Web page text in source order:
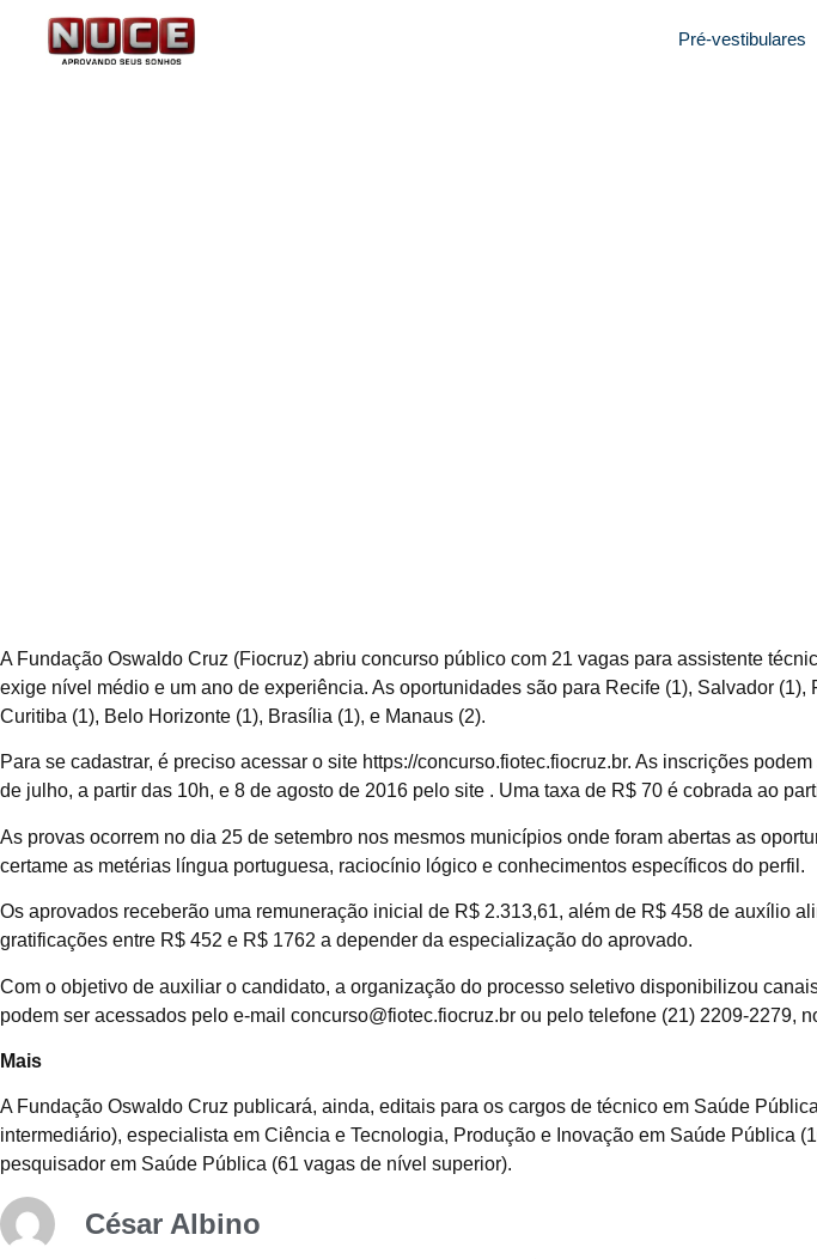
Pré-vestibulares
A Fundação Oswaldo Cruz (Fiocruz) abriu concurso público com 21 vagas para assistente
exige nível médio e um ano de experiência. As oportunidades são para Recife (1), Salvador (1),
Curitiba (1), Belo Horizonte (1), Brasília (1), e Manaus (2).
Para se cadastrar, é preciso acessar o site https://concurso.fiotec.fiocruz.br. As inscrições
de julho, a partir das 10h, e 8 de agosto de 2016 pelo site . Uma taxa de R$ 70 é cobrada ao
As provas ocorrem no dia 25 de setembro nos mesmos municípios onde foram abertas as
certame as metérias língua portuguesa, raciocínio lógico e conhecimentos específicos do perfil.
Os aprovados receberão uma remuneração inicial de R$ 2.313,61, além de R$ 458 de auxílio
gratificações entre R$ 452 e R$ 1762 a depender da especialização do aprovado.
Com o objetivo de auxiliar o candidato, a organização do processo seletivo disponibilizou
podem ser acessados pelo e-mail concurso@fiotec.fiocruz.br ou pelo telefone (21) 2209-2279,
Mais
A Fundação Oswaldo Cruz publicará, ainda, editais para os cargos de técnico em Saúde
intermediário), especialista em Ciência e Tecnologia, Produção e Inovação em Saúde Pública
pesquisador em Saúde Pública (61 vagas de nível superior).
César Albino